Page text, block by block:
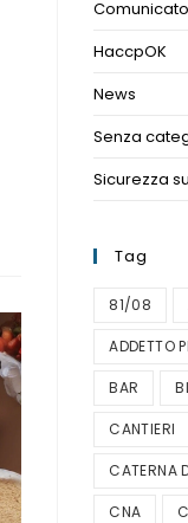
HaccpOK
News
Senza
Sicurezza
Tag
81/08
ADDETTO
BAR
CANTIERI
CATERNA
CNA